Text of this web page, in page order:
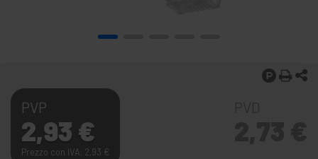
PVP
2,93 €
Prezzo con IVA: 2,93 €